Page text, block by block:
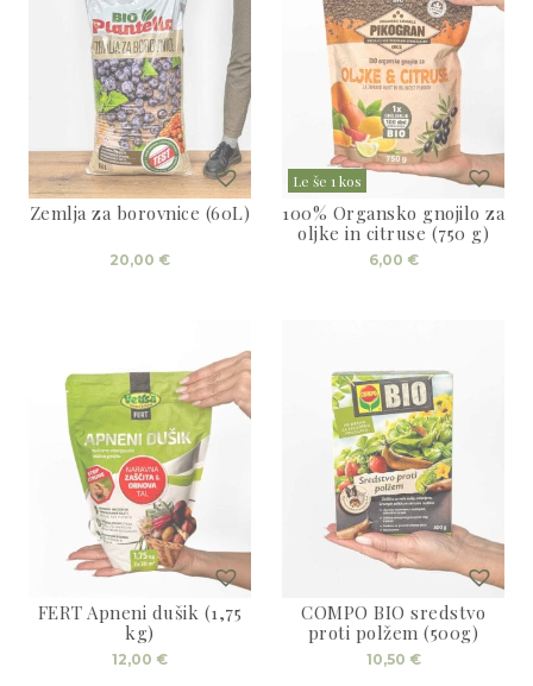
Zemlja za borovnice (60L)
20,00 €
Le še 1 kos
100% Organsko gnojilo za
oljke in citruse (750 g)
6,00 €
FERT Apneni dušik (1,75
kg)
12,00 €
COMPO BIO sredstvo
proti polžem (500g)
10,50 €